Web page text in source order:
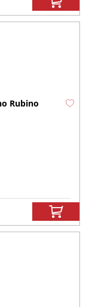
Rubino